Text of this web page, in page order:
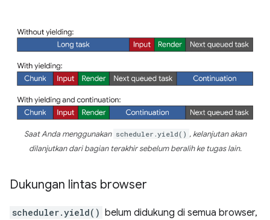
Saat Anda menggunakan scheduler.yield() , kelanjutan akan
dilanjutkan dari bagian terakhir sebelum beralih ke tugas lain.
Dukungan lintas browser
scheduler.yield() belum didukung di semua browser,